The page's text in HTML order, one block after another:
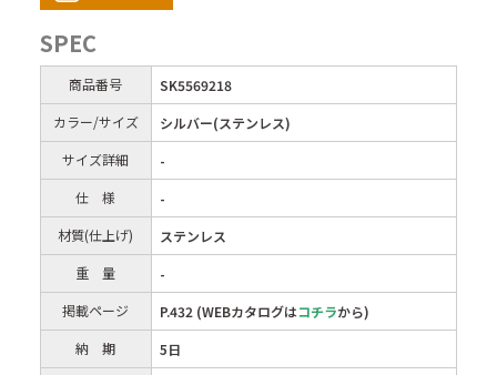
SPEC
商品番号
SK5569218
カラー/サイズ
シルバー(ステンレス)
サイズ詳細
-
仕 様
-
材質(仕上げ)
ステンレス
重 量
-
掲載ページ
P.432 (WEBカタログはコチラから)
納 期
5日